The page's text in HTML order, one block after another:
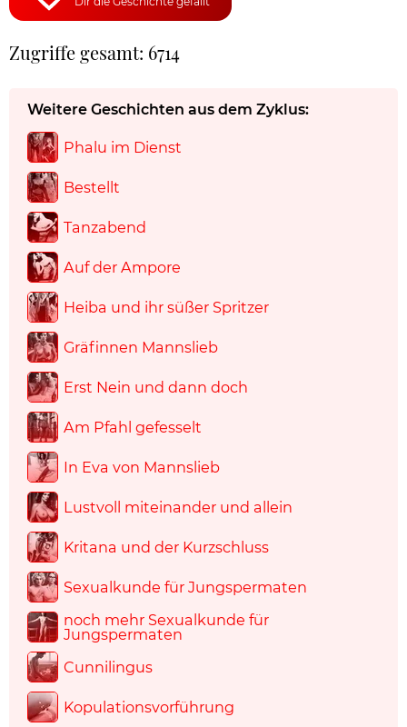
Zugriffe gesamt: 6714
Weitere Geschichten aus dem Zyklus:
Phalu im Dienst
Bestellt
Tanzabend
Auf der Ampore
Heiba und ihr süßer Spritzer
Gräfinnen Mannslieb
Erst Nein und dann doch
Am Pfahl gefesselt
In Eva von Mannslieb
Lustvoll miteinander und allein
Kritana und der Kurzschluss
Sexualkunde für Jungspermaten
noch mehr Sexualkunde für
Jungspermaten
Cunnilingus
Kopulationsvorführung